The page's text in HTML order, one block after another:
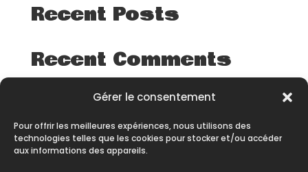
Gérer le consentement
Pour offrir les meilleures expériences, nous utilisons des
technologies telles que les cookies pour stocker et/ou accéder
aux informations des appareils.
Recent Posts
Recent Comments